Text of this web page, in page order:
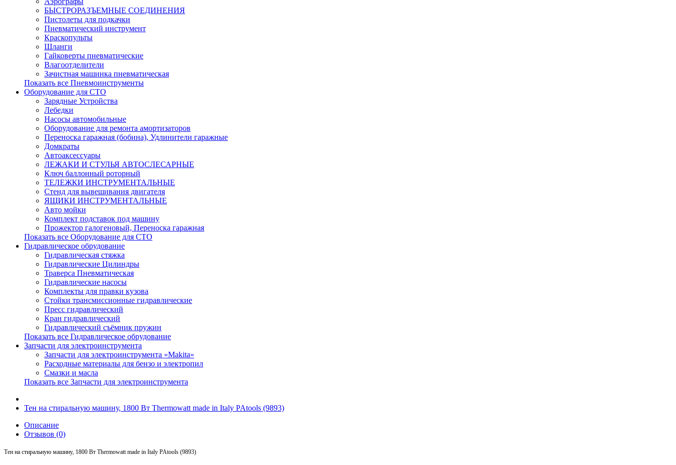
БЫСТРОРАЗЪЕМНЫЕ СОЕДИНЕНИЯ
Пистолеты для подкачки
Пневматический инструмент
Краскопульты
Шланги
Гайковерты пневматические
Влагоотделители
Зачистная машинка пневматическая
Показать все Пневмоинструменты
Оборудование для СТО
Зарядные Устройства
Лебедки
Насосы автомобильные
Оборудование для ремонта амортизаторов
Переноска гаражная (бобина), Удлинители гаражные
Домкраты
Автоаксессуары
ЛЕЖАКИ И СТУЛЬЯ АВТОСЛЕСАРНЫЕ
Ключ баллонный роторный
ТЕЛЕЖКИ ИНСТРУМЕНТАЛЬНЫЕ
Стенд для вывешивания двигателя
ЯЩИКИ ИНСТРУМЕНТАЛЬНЫЕ
Авто мойки
Комплект подставок под машину
Прожектор галогеновый, Переноска гаражная
Показать все Оборудование для СТО
Гидравлическое обрудование
Гидравлическая стяжка
Гидравлические Цилиндры
Траверса Пневматическая
Гидравлические насосы
Комплекты для правки кузова
Стойки трансмиссионные гидравлические
Пресс гидравлический
Кран гидравлический
Гидравлический съёмник пружин
Показать все Гидравлическое обрудование
Запчасти для электроинструмента
Запчасти для электроинструмента «Makita»
Расходные материалы для бензо и электропил
Смазки и масла
Показать все Запчасти для электроинструмента
Тен на стиральную машину, 1800 Вт Thermowatt made in Italy PAtools (9893)
Описание
Отзывов (0)
Тен на стиральную машину, 1800 Вт Thermowatt made in Italy PAtools (9893)